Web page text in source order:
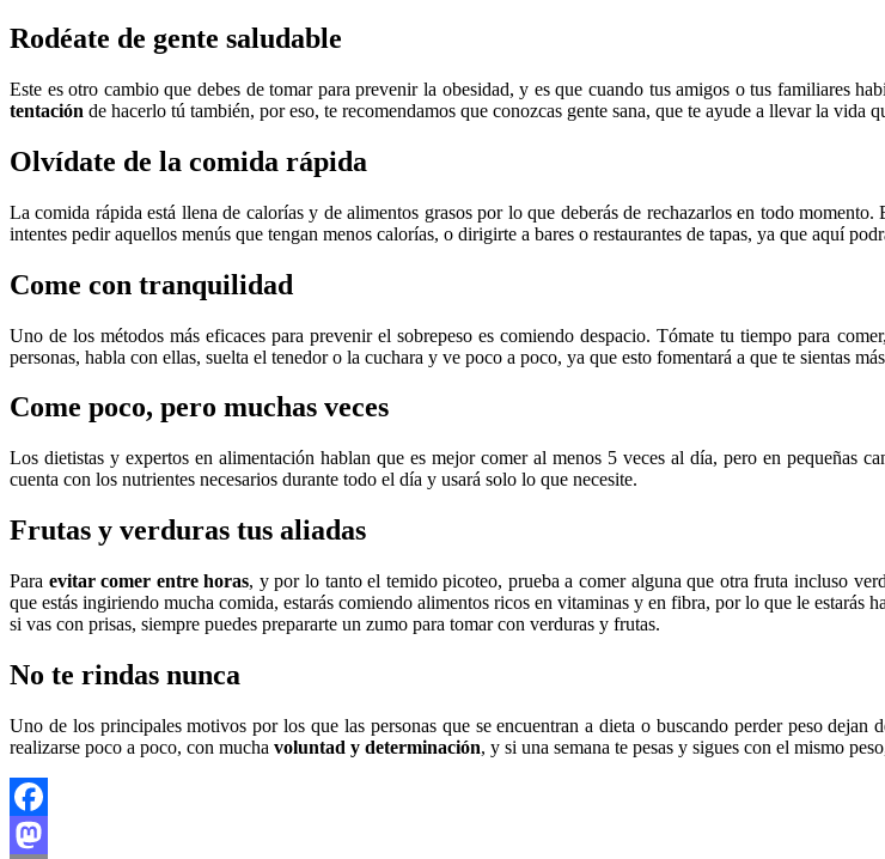
Rodéate de gente saludable
Este es otro cambio que debes de tomar para prevenir la obesidad, y es que cuando tus amigos o tus familiares
tentación de hacerlo tú también, por eso, te recomendamos que conozcas gente sana, que te ayude a llevar la vida
Olvídate de la comida rápida
La comida rápida está llena de calorías y de alimentos grasos por lo que deberás de rechazarlos en todo
intentes pedir aquellos menús que tengan menos calorías, o dirigirte a bares o restaurantes de tapas, ya que aquí
Come con tranquilidad
Uno de los métodos más eficaces para prevenir el sobrepeso es comiendo despacio. Tómate tu tiempo para comer,
personas, habla con ellas, suelta el tenedor o la cuchara y ve poco a poco, ya que esto fomentará a que te sientas
Come poco, pero muchas veces
Los dietistas y expertos en alimentación hablan que es mejor comer al menos 5 veces al día, pero en pequeñas
cuenta con los nutrientes necesarios durante todo el día y usará solo lo que necesite.
Frutas y verduras tus aliadas
Para evitar comer entre horas, y por lo tanto el temido picoteo, prueba a comer alguna que otra fruta incluso
que estás ingiriendo mucha comida, estarás comiendo alimentos ricos en vitaminas y en fibra, por lo que le
si vas con prisas, siempre puedes prepararte un zumo para tomar con verduras y frutas.
No te rindas nunca
Uno de los principales motivos por los que las personas que se encuentran a dieta o buscando perder peso
realizarse poco a poco, con mucha voluntad y determinación, y si una semana te pesas y sigues con el mismo
Facebook